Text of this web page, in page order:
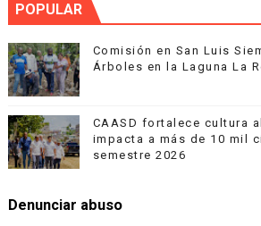
POPULAR
Comisión en San Luis
Árboles en la Laguna La
CAASD fortalece cultura
impacta a más de 10 mil
semestre 2026
Denunciar abuso